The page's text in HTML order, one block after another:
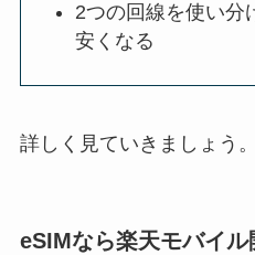
2つの回線を使い分
安くなる
詳しく見ていきましょう。
eSIMなら楽天モバイ